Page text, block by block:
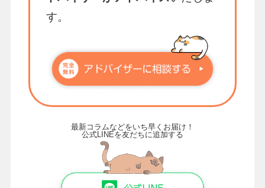
す。
最新コラムなどをいち早くお届け！
公式LINEを友だちに追加する